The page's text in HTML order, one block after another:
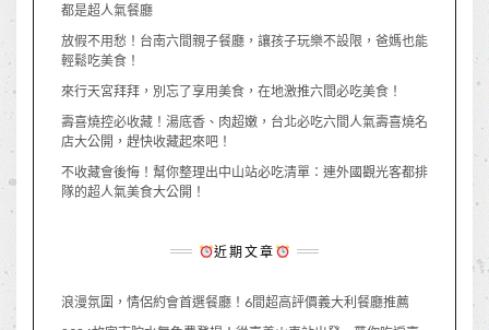
都是超人氣餐廳
放假不用愁！台南六間親子餐廳，讓孩子玩樂不設限，爸媽也能
輕鬆吃美食！
來行天宮拜拜，別忘了享用美食，在地激推六間必吃美食！
壽喜燒控必收藏！湯底香、肉超嫩，台北必吃六間人氣壽喜燒名
店大公開，趕快收藏起來吧！
不收藏會後悔！幫你整理出中山站必吃清單：連外國觀光客都排
隊的超人氣美食大公開！
近期文章
浪漫氛圍，情侶約會首選餐廳！6間超高評價義大利餐廳推薦